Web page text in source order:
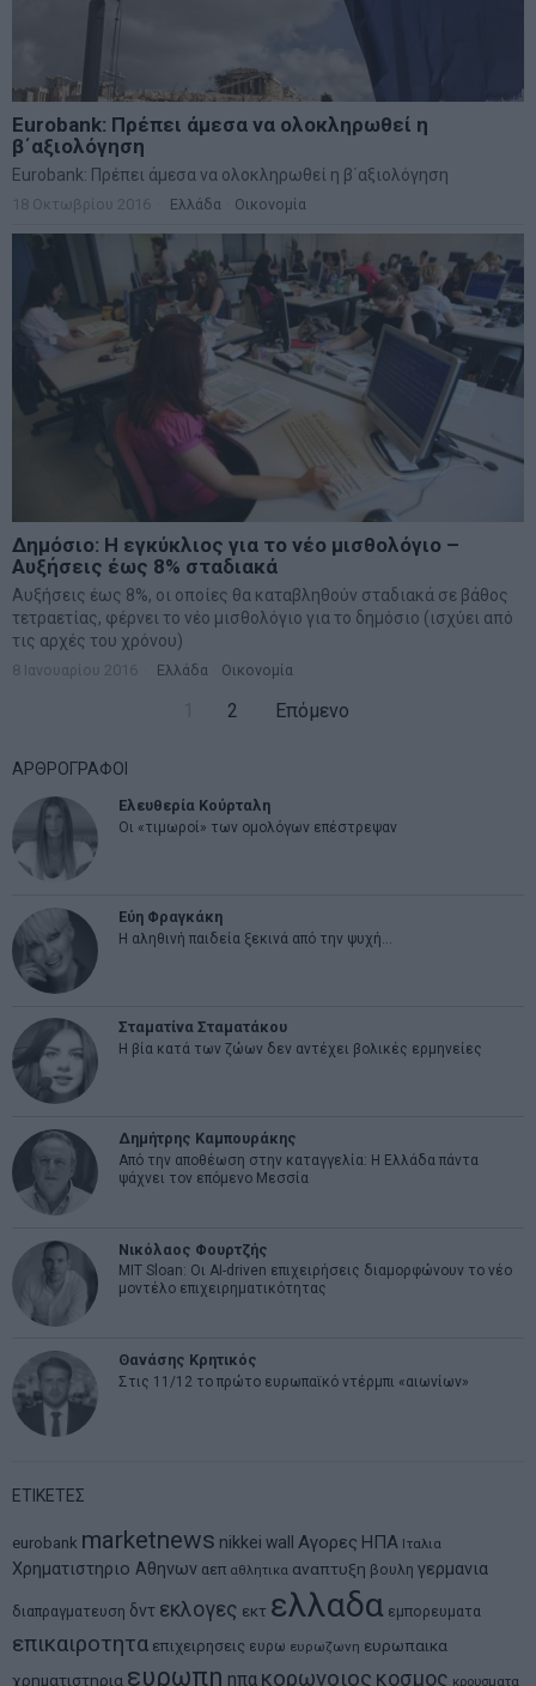
Eurobank: Πρέπει άμεσα να ολοκληρωθεί η
β΄αξιολόγηση
Eurobank: Πρέπει άμεσα να ολοκληρωθεί η β΄αξιολόγηση
18 Οκτωβρίου 2016 Ελλάδα Οικονομία
Δημόσιο: Η εγκύκλιος για το νέο μισθολόγιο –
Αυξήσεις έως 8% σταδιακά
Αυξήσεις έως 8%, οι οποίες θα καταβληθούν σταδιακά σε βάθος
τετραετίας, φέρνει το νέο μισθολόγιο για το δημόσιο (ισχύει από
τις αρχές του χρόνου)
8 Ιανουαρίου 2016 Ελλάδα Οικονομία
2 Επόμενο
ΑΡΘΡΟΓΡΑΦΟΙ
Ελευθερία Κούρταλη
Οι «τιμωροί» των ομολόγων επέστρεψαν
Εύη Φραγκάκη
Η αληθινή παιδεία ξεκινά από την ψυχή…
Σταματίνα Σταματάκου
Η βία κατά των ζώων δεν αντέχει βολικές ερμηνείες
Δημήτρης Καμπουράκης
Από την αποθέωση στην καταγγελία: Η Ελλάδα πάντα
ψάχνει τον επόμενο Μεσσία
Νικόλαος Φουρτζής
MIT Sloan: Οι AI-driven επιχειρήσεις διαμορφώνουν το νέο
μοντέλο επιχειρηματικότητας
Θανάσης Κρητικός
Στις 11/12 το πρώτο ευρωπαϊκό ντέρμπι «αιωνίων»
ΕΤΙΚΕΤΕΣ
eurobank marketnews nikkei wall Αγορες ΗΠΑ Ιταλια
Χρηματιστηριο Αθηνων αεπ αθλητικα αναπτυξη βουλη γερμανια
διαπραγματευση δντ εκλογες εκτ ελλαδα εμπορευματα
επικαιροτητα επιχειρησεις ευρω ευρωζωνη ευρωπαικα
χρηματιστηρια ευρωπη ηπα κορωνοιος κοσμος κρουσματα